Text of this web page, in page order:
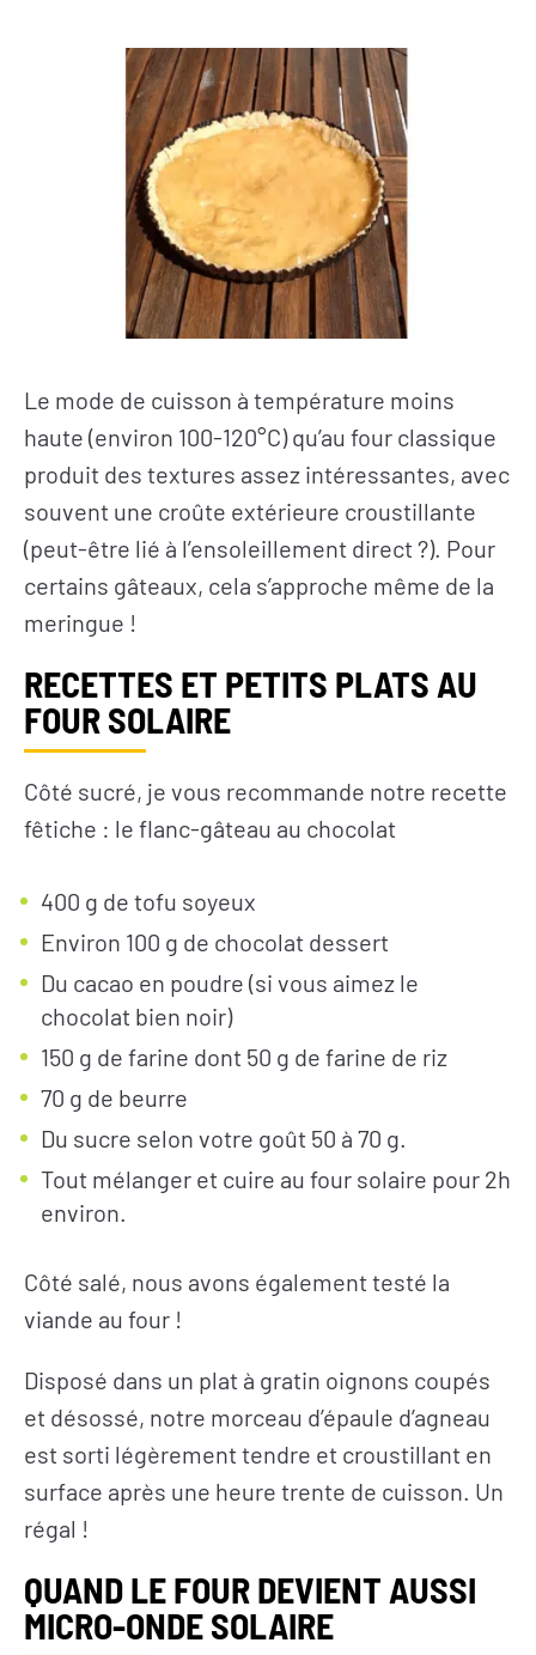
S’INFORMER
L’actualité du
Geres
L’actualité des
études
Entreprises
collectivités
Fondations
Le mode de cuisson à température moins
haute (environ 100-120°C) qu’au four classique
produit des textures assez intéressantes, avec
souvent une croûte extérieure croustillante
(peut-être lié à l’ensoleillement direct ?). Pour
certains gâteaux, cela s’approche même de la
meringue !
RECETTES ET PETITS PLATS AU
FOUR SOLAIRE
Côté sucré, je vous recommande notre recette
fêtiche : le flanc-gâteau au chocolat
400 g de tofu soyeux
Environ 100 g de chocolat dessert
Du cacao en poudre (si vous aimez le
chocolat bien noir)
150 g de farine dont 50 g de farine de riz
70 g de beurre
Du sucre selon votre goût 50 à 70 g.
Tout mélanger et cuire au four solaire pour 2h
environ.
Côté salé, nous avons également testé la
viande au four !
Disposé dans un plat à gratin oignons coupés
et désossé, notre morceau d’épaule d’agneau
est sorti légèrement tendre et croustillant en
surface après une heure trente de cuisson. Un
régal !
QUAND LE FOUR DEVIENT AUSSI
MICRO-ONDE SOLAIRE